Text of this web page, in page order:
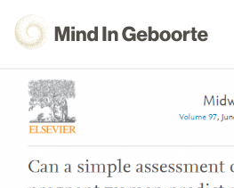
Eén antwoord
Navigation